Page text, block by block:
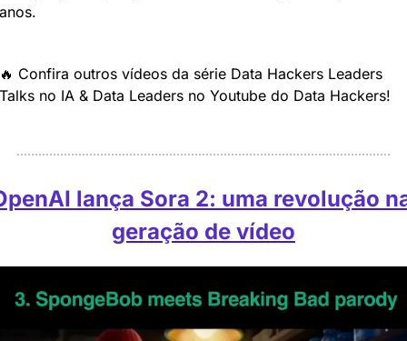
anos.
🔥 Confira outros vídeos da série Data Hackers Leaders
Talks no IA & Data Leaders no Youtube do Data Hackers!
lança Sora 2: uma revolução
geração de vídeo